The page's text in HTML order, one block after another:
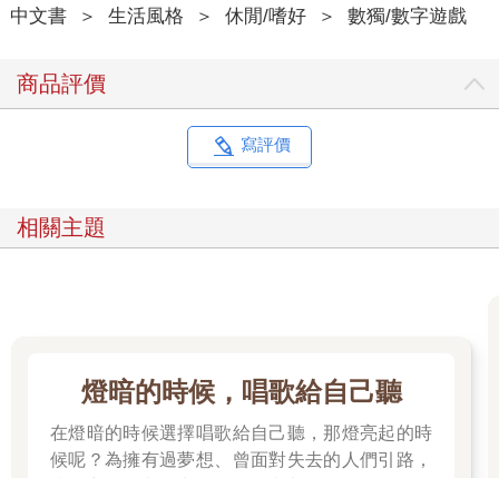
中文書 ＞ 生活風格 ＞ 休閒/嗜好 ＞ 數獨/數字遊戲
商品評價
寫評價
相關主題
燈暗的時候，唱歌給自己聽
在燈暗的時候選擇唱歌給自己聽，那燈亮起的時
候呢？為擁有過夢想、曾面對失去的人們引路，